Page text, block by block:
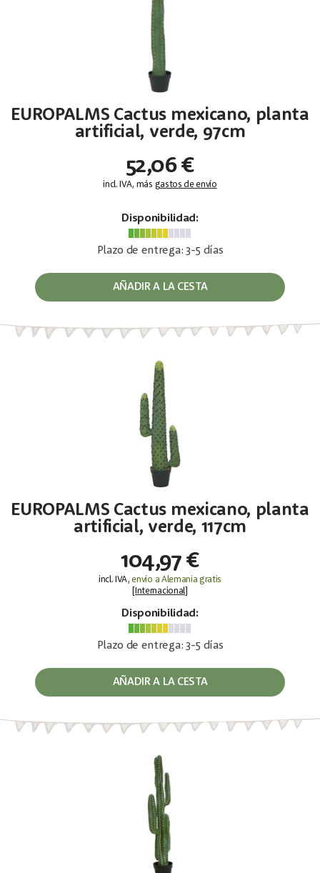
EUROPALMS Cactus mexicano, planta
artificial, verde, 97cm
52,06 €
incl. IVA, más gastos de envío
Disponibilidad:
Plazo de entrega: 3-5 días
AÑADIR A LA CESTA
EUROPALMS Cactus mexicano, planta
artificial, verde, 117cm
104,97 €
incl. IVA,envío a Alemania gratis
Internacional]
Disponibilidad:
Plazo de entrega: 3-5 días
AÑADIR A LA CESTA